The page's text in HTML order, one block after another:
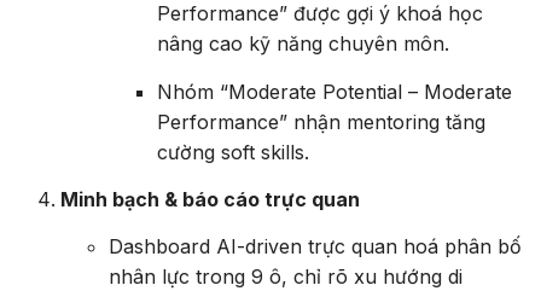
Performance” được gợi ý khoá học
nâng cao kỹ năng chuyên môn.
Nhóm “Moderate Potential – Moderate
Performance” nhận mentoring tăng
cường soft skills.
Minh bạch & báo cáo trực quan
Dashboard AI-driven trực quan hoá phân bố
nhân lực trong 9 ô, chỉ rõ xu hướng di